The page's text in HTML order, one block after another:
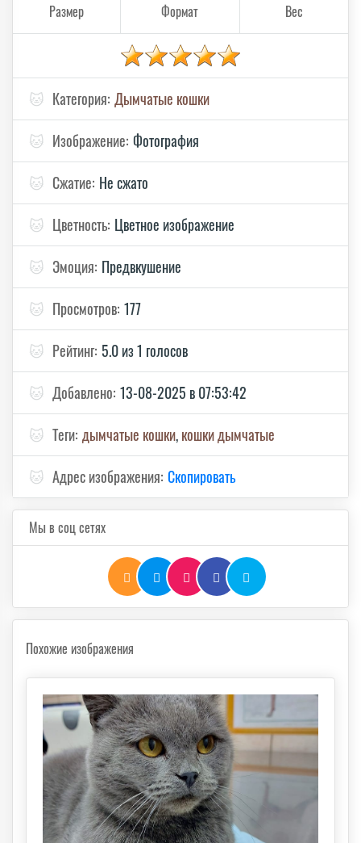
Размер
Формат
Вес
🐱 Категория: Дымчатые кошки
🐱 Изображение: Фотография
🐱 Сжатие: Не сжато
🐱 Цветность: Цветное изображение
🐱 Эмоция: Предвкушение
🐱 Просмотров: 177
🐱 Рейтинг: 5.0 из 1 голосов
🐱 Добавлено: 13-08-2025 в 07:53:42
🐱 Теги: дымчатые кошки,кошки дымчатые
🐱 Адрес изображения: Скопировать
Мы в соц сетях
Похожие изображения